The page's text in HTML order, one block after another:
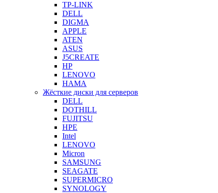
TP-LINK
DELL
DIGMA
APPLE
ATEN
ASUS
J5CREATE
HP
LENOVO
HAMA
Жёсткие диски для серверов
DELL
DOTHILL
FUJITSU
HPE
Intel
LENOVO
Micron
SAMSUNG
SEAGATE
SUPERMICRO
SYNOLOGY